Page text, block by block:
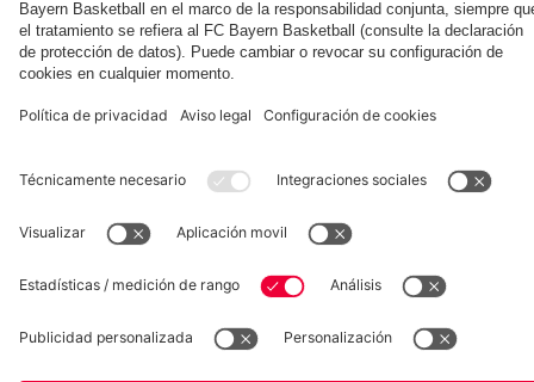
Museum Prensa Baloncesto
Aviso legal
Política de privacidad Condiciones de uso
Accesibilidad
Sistema de denuncia
Contacto Ajustes de cookies